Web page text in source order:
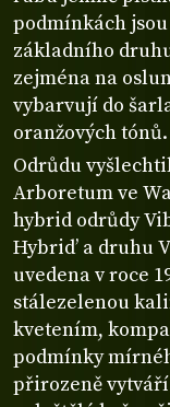
podmínkách
základního
zejména na
vybarvují do
oranžových tónů.
Odrůdu
Arboretum ve
hybrid odrůdy
Hybrid’ a druhu
uvedena v roce
stálezelenou
kvetením,
podmínky
přirozeně